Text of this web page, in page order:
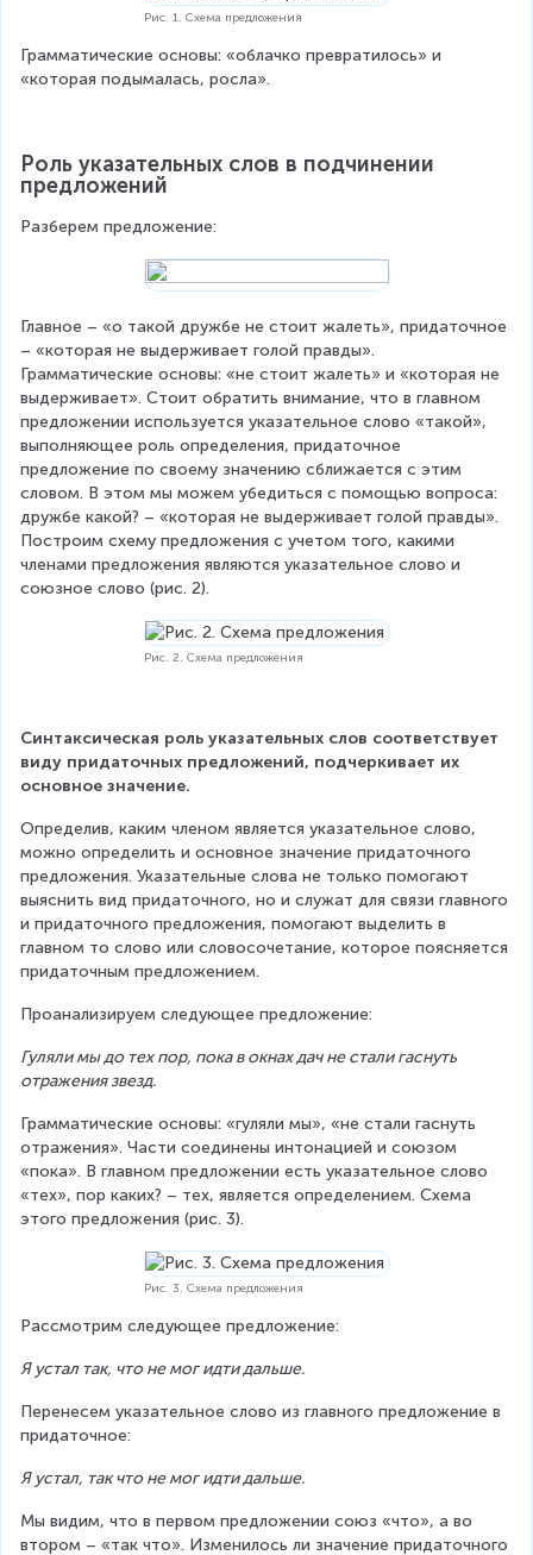
Рис. 1. Схема предложения
Грамматические основы: «облачко превратилось» и
«которая подымалась, росла».
Роль указательных слов в подчинении
предложений
Разберем предложение:
Главное – «о такой дружбе не стоит жалеть», придаточное
– «которая не выдерживает голой правды».
Грамматические основы: «не стоит жалеть» и «которая не
выдерживает». Стоит обратить внимание, что в главном
предложении используется указательное слово «такой»,
выполняющее роль определения, придаточное
предложение по своему значению сближается с этим
словом. В этом мы можем убедиться с помощью вопроса:
дружбе какой? – «которая не выдерживает голой правды».
Построим схему предложения с учетом того, какими
членами предложения являются указательное слово и
союзное слово (рис. 2).
Рис. 2. Схема предложения
Синтаксическая роль указательных слов соответствует
виду придаточных предложений, подчеркивает их
основное значение.
Определив, каким членом является указательное слово,
можно определить и основное значение придаточного
предложения. Указательные слова не только помогают
выяснить вид придаточного, но и служат для связи главного
и придаточного предложения, помогают выделить в
главном то слово или словосочетание, которое поясняется
придаточным предложением.
Проанализируем следующее предложение:
Гуляли мы до тех пор, пока в окнах дач не стали гаснуть
отражения звезд.
Грамматические основы: «гуляли мы», «не стали гаснуть
отражения». Части соединены интонацией и союзом
«пока». В главном предложении есть указательное слово
«тех», пор каких? – тех, является определением. Схема
этого предложения (рис. 3).
Рис. 3. Схема предложения
Рассмотрим следующее предложение:
Я устал так, что не мог идти дальше.
Перенесем указательное слово из главного предложение в
придаточное:
Я устал, так что не мог идти дальше.
Мы видим, что в первом предложении союз «что», а во
втором – «так что». Изменилось ли значение придаточного